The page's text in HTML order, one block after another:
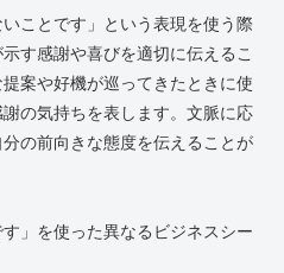
ことです」という表現を使う際
す感謝や喜びを適切に伝えるこ
案や好機が巡ってきたときに使
の気持ちを表します。文脈に応
の前向きな態度を伝えることが
」を使った異なるビジネスシー